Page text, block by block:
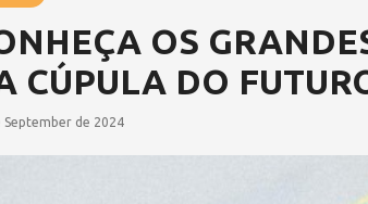
OS
CÚPULA DO
September de 2024